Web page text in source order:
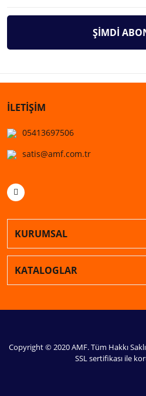
ŞİMDİ
İLETİŞİM
05413697506
satis@amf.com.tr
KURUMSAL
KATALOGLAR
Copyright © 2020 AMF. Tüm Hakkı
SSL sertifikası ile